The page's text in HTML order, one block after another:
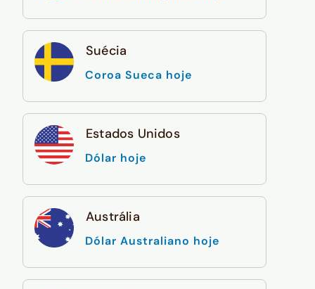
Suécia
Coroa Sueca hoje
Estados Unidos
Dólar hoje
Austrália
Dólar Australiano hoje